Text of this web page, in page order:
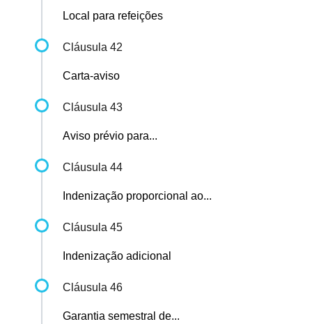
Local para refeições
Cláusula 42
Carta-aviso
Cláusula 43
Aviso prévio para...
Cláusula 44
Indenização proporcional ao...
Cláusula 45
Indenização adicional
Cláusula 46
Garantia semestral de...